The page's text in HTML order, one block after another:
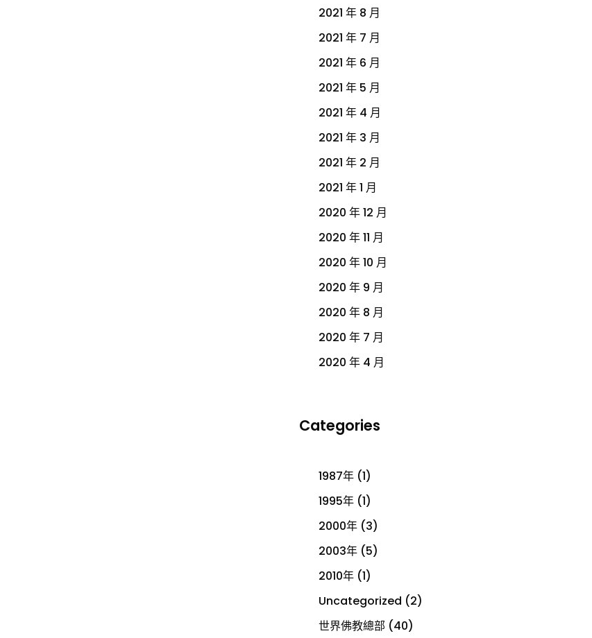
2021 年 8 月
2021 年 7 月
2021 年 6 月
2021 年 5 月
2021 年 4 月
2021 年 3 月
2021 年 2 月
2021 年 1 月
2020 年 12 月
2020 年 11 月
2020 年 10 月
2020 年 9 月
2020 年 8 月
2020 年 7 月
2020 年 4 月
Categories
1987年 (1)
1995年 (1)
2000年 (3)
2003年 (5)
2010年 (1)
Uncategorized (2)
世界佛教總部 (40)